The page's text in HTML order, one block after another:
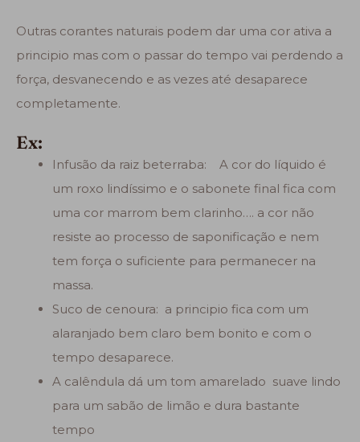
Outras corantes naturais podem dar uma cor ativa a
principio mas com o passar do tempo vai perdendo a
força, desvanecendo e as vezes até desaparece
completamente.
Ex:
Infusão da raiz beterraba: A cor do líquido é
um roxo lindíssimo e o sabonete final fica com
uma cor marrom bem clarinho…. a cor não
resiste ao processo de saponificação e nem
tem força o suficiente para permanecer na
massa.
Suco de cenoura: a principio fica com um
alaranjado bem claro bem bonito e com o
tempo desaparece.
A calêndula dá um tom amarelado suave lindo
para um sabão de limão e dura bastante
tempo